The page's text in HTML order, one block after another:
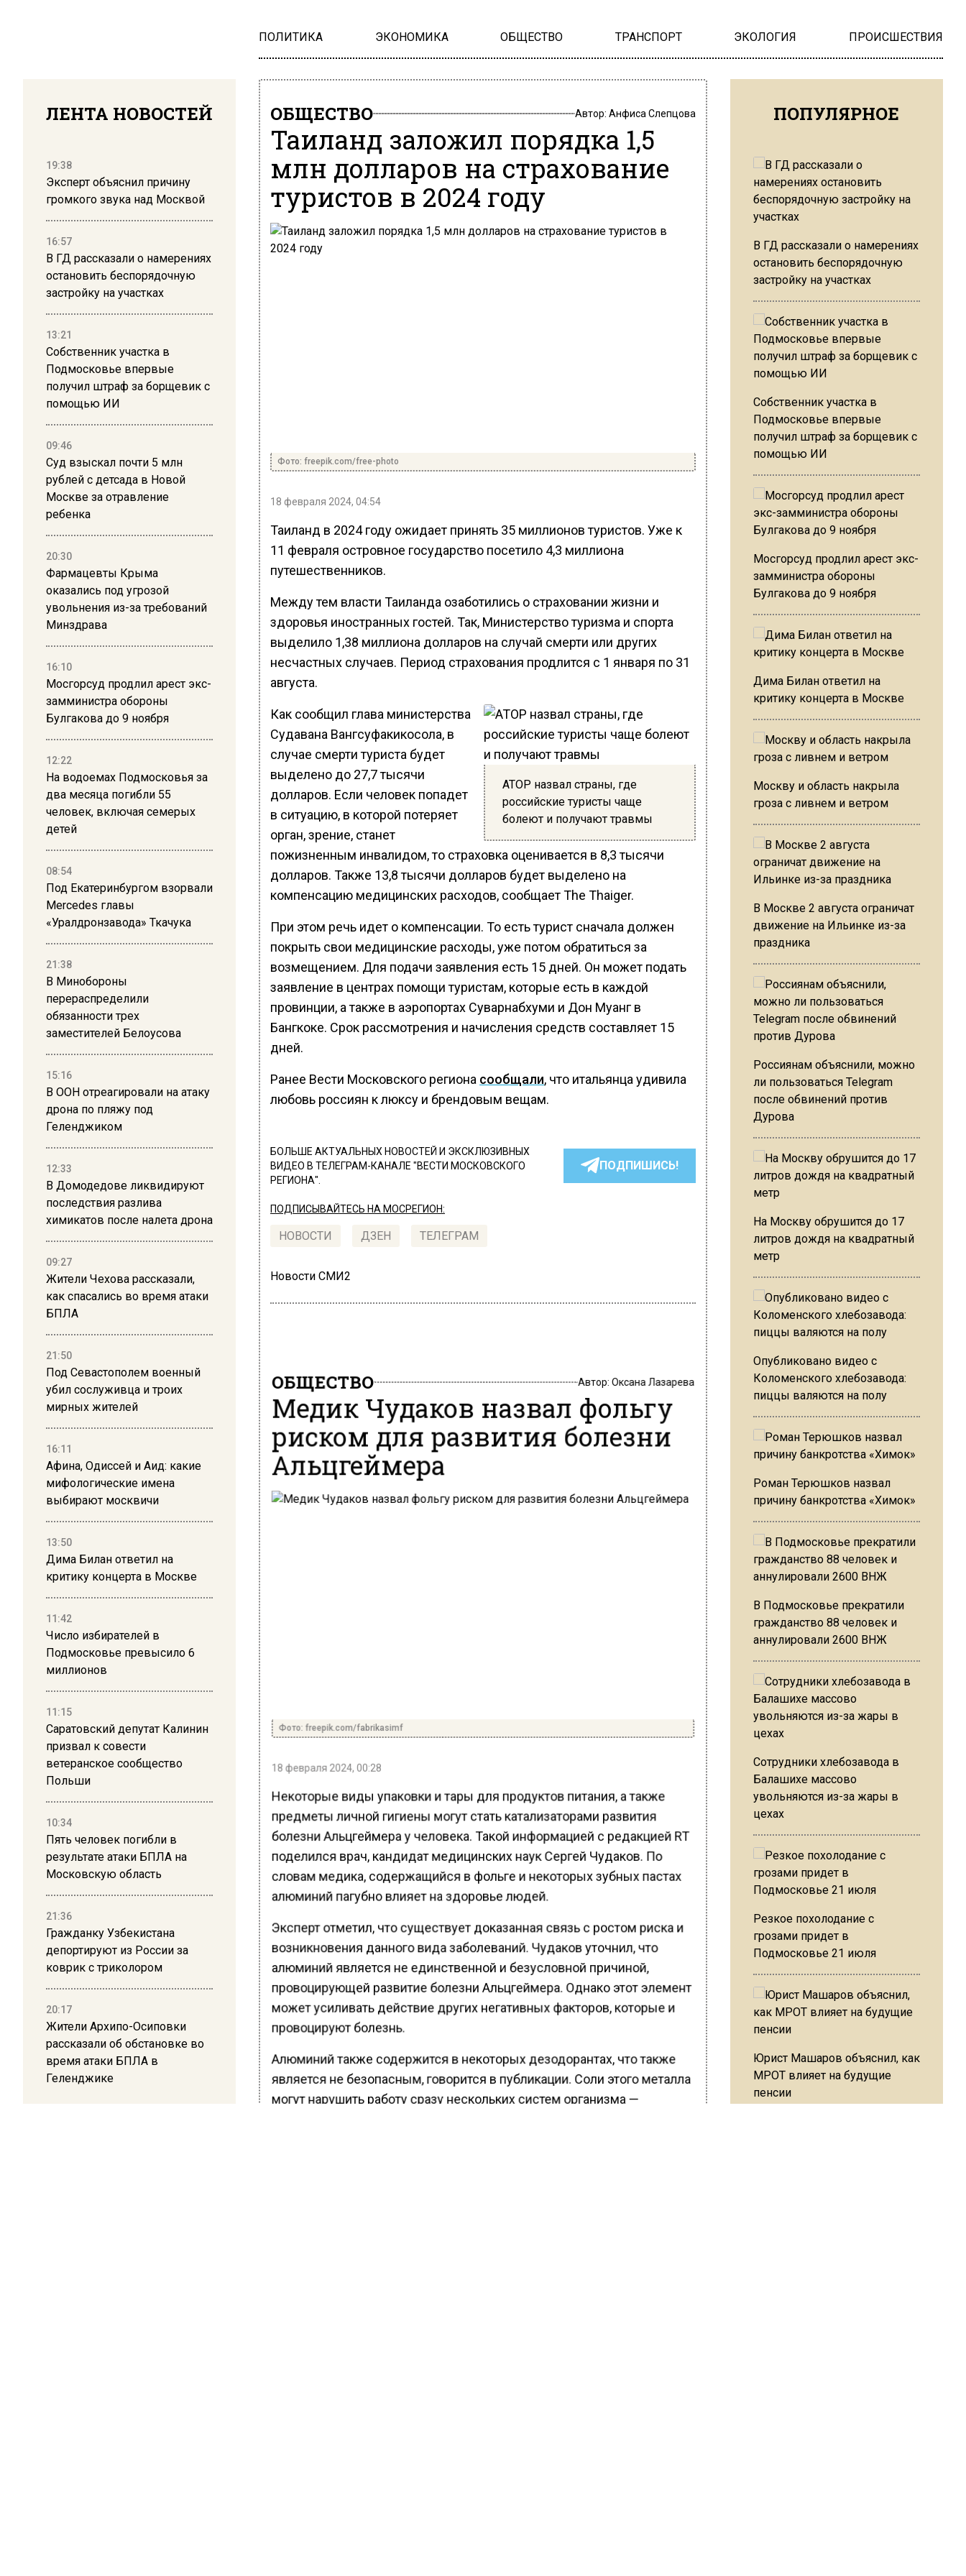
ПОЛИТИКА ЭКОНОМИКА ОБЩЕСТВО ТРАНСПОРТ ЭКОЛОГИЯ ПРОИСШЕСТВИЯ
ЛЕНТА НОВОСТЕЙ
19:38
Эксперт объяснил причину
громкого звука над Москвой
16:57
В ГД рассказали о намерениях
остановить беспорядочную
застройку на участках
13:21
Собственник участка в
Подмосковье впервые
получил штраф за борщевик с
помощью ИИ
09:46
Суд взыскал почти 5 млн
рублей с детсада в Новой
Москве за отравление
ребенка
20:30
Фармацевты Крыма
оказались под угрозой
увольнения из-за требований
Минздрава
16:10
Мосгорсуд продлил арест экс-
замминистра обороны
Булгакова до 9 ноября
12:22
На водоемах Подмосковья за
два месяца погибли 55
человек, включая семерых
детей
08:54
Под Екатеринбургом взорвали
Mercedes главы
«Уралдронзавода» Ткачука
21:38
В Минобороны
перераспределили
обязанности трех
заместителей Белоусова
15:16
В ООН отреагировали на атаку
дрона по пляжу под
Геленджиком
12:33
В Домодедове ликвидируют
последствия разлива
химикатов после налета дрона
09:27
Жители Чехова рассказали,
как спасались во время атаки
БПЛА
21:50
Под Севастополем военный
убил сослуживца и троих
мирных жителей
16:11
Афина, Одиссей и Аид: какие
мифологические имена
выбирают москвичи
13:50
Дима Билан ответил на
критику концерта в Москве
11:42
Число избирателей в
Подмосковье превысило 6
миллионов
11:15
Саратовский депутат Калинин
призвал к совести
ветеранское сообщество
Польши
10:34
Пять человек погибли в
результате атаки БПЛА на
Московскую область
21:36
Гражданку Узбекистана
депортируют из России за
коврик с триколором
20:17
Жители Архипо-Осиповки
рассказали об обстановке во
время атаки БПЛА в
Геленджике
ОБЩЕСТВО Автор: Анфиса Слепцова
Таиланд заложил порядка 1,5
млн долларов на страхование
туристов в 2024 году
Фото: freepik.com/free-photo
18 февраля 2024, 04:54
Таиланд в 2024 году ожидает принять 35 миллионов туристов. Уже к
11 февраля островное государство посетило 4,3 миллиона
путешественников.
Между тем власти Таиланда озаботились о страховании жизни и
здоровья иностранных гостей. Так, Министерство туризма и спорта
выделило 1,38 миллиона долларов на случай смерти или других
несчастных случаев. Период страхования продлится с 1 января по 31
августа.
АТОР назвал страны, где
российские туристы чаще
болеют и получают травмы
Как сообщил глава министерства
Судавана Вангсуфакикосола, в
случае смерти туриста будет
выделено до 27,7 тысячи
долларов. Если человек попадет
в ситуацию, в которой потеряет
орган, зрение, станет
пожизненным инвалидом, то страховка оценивается в 8,3 тысячи
долларов. Также 13,8 тысячи долларов будет выделено на
компенсацию медицинских расходов, сообщает The Thaiger.
При этом речь идет о компенсации. То есть турист сначала должен
покрыть свои медицинские расходы, уже потом обратиться за
возмещением. Для подачи заявления есть 15 дней. Он может подать
заявление в центрах помощи туристам, которые есть в каждой
провинции, а также в аэропортах Суварнабхуми и Дон Муанг в
Бангкоке. Срок рассмотрения и начисления средств составляет 15
дней.
Ранее Вести Московского региона сообщали, что итальянца удивила
любовь россиян к люксу и брендовым вещам.
БОЛЬШЕ АКТУАЛЬНЫХ НОВОСТЕЙ И ЭКСКЛЮЗИВНЫХ
ВИДЕО В ТЕЛЕГРАМ-КАНАЛЕ "ВЕСТИ МОСКОВСКОГО
РЕГИОНА".
ПОДПИШИСЬ!
ПОДПИСЫВАЙТЕСЬ НА МОСРЕГИОН:
НОВОСТИ ДЗЕН ТЕЛЕГРАМ
Новости СМИ2
ОБЩЕСТВО Автор:Оксана Лазарева
Медик Чудаков назвал фольгу
риском для развития болезни
Альцгеймера
Фото: freepik.com/fabrikasimf
18 февраля 2024, 00:28
Некоторые виды упаковки и тары для продуктов питания, а также
предметы личной гигиены могут стать катализаторами развития
болезни Альцгеймера у человека. Такой информацией с редакцией RT
поделился врач, кандидат медицинских наук Сергей Чудаков. По
словам медика, содержащийся в фольге и некоторых зубных пастах
алюминий пагубно влияет на здоровье людей.
Эксперт отметил, что существует доказанная связь с ростом риска и
возникновения данного вида заболеваний. Чудаков уточнил, что
алюминий является не единственной и безусловной причиной,
провоцирующей развитие болезни Альцгеймера. Однако этот элемент
может усиливать действие других негативных факторов, которые и
провоцируют болезнь.
Алюминий также содержится в некоторых дезодорантах, что также
является не безопасным, говорится в публикации. Соли этого металла
могут нарушить работу сразу нескольких систем организма —
ПОПУЛЯРНОЕ
В ГД рассказали о намерениях
остановить беспорядочную
застройку на участках
Собственник участка в
Подмосковье впервые
получил штраф за борщевик с
помощью ИИ
Мосгорсуд продлил арест экс-
замминистра обороны
Булгакова до 9 ноября
Дима Билан ответил на
критику концерта в Москве
Москву и область накрыла
гроза с ливнем и ветром
В Москве 2 августа ограничат
движение на Ильинке из-за
праздника
Россиянам объяснили, можно
ли пользоваться Telegram
после обвинений против
Дурова
На Москву обрушится до 17
литров дождя на квадратный
метр
Опубликовано видео с
Коломенского хлебозавода:
пиццы валяются на полу
Роман Терюшков назвал
причину банкротства «Химок»
В Подмосковье прекратили
гражданство 88 человек и
аннулировали 2600 ВНЖ
Сотрудники хлебозавода в
Балашихе массово
увольняются из-за жары в
цехах
Резкое похолодание с
грозами придет в
Подмосковье 21 июля
Юрист Машаров объяснил, как
МРОТ влияет на будущие
пенсии